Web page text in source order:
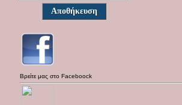
Βρείτε μας στο Faceboock